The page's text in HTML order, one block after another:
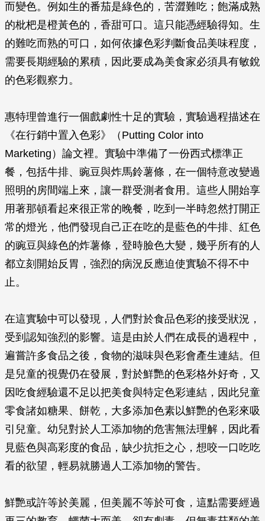
而變色。例如生的番茄是綠色的，苦澀難吃；飽滿成熟
的枇杷是橙黃色的，香甜可口。這只能憑經驗得知。生
的難吃而熟的可口，如何依據色彩判斷食品美味程度，
需要長期經驗的累積，因此要成為美食家必須具有敏銳
的色彩觀察力。
惠特理曾進行一個戲劇性十足的實驗，實驗過程描述在
《在行銷中置入色彩》（ Putting Color into
Marketing ）論文裡。實驗中準備了一份西式標準正
餐，包括牛排、豌豆與炸馬鈴薯條，在一個特意改變過
照明的房間端上來，讓一群受測者食用。這些人開始享
用著那頓看起來很正常的晚餐，吃到一半時忽然打開正
常的燈光，他們發現自己正在吃的是藍色的牛排、紅色
的豌豆與綠色的炸薯條，登時臉色大變，幾乎所有的人
都立刻開始反胃，強烈的病況反應迫使實驗不得不中
止。
在這實驗中可以發現，人們對於食品色彩的接受狀況，
受到認知強烈的影響。這是由於人們在成長的過程中，
遍嘗許多食品之後，食物的滋味與色彩會產生連結。但
是兒童的視覺仍在發展，對於鮮艷的色彩格外好奇，又
因吃食經驗還不足以把美食與特定色彩連結，因此兒童
零食諸如糖果、餅乾，大多添加色素以鮮艷的色彩來吸
引兒童。幼兒對於人工添加物的危害無法理解，因此看
見藍色與高彩度的食品，缺少抗拒之心，想咬一口吃吃
看的欲望，輕易就勝過人工添加物的警告。
鮮艷或許等於美麗，但美麗不等於可食，這點需要經過